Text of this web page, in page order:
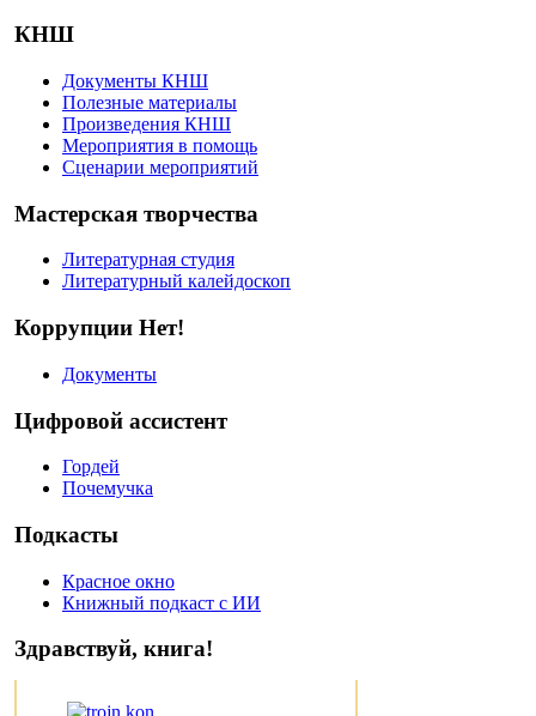
КНШ
Документы КНШ
Полезные материалы
Произведения КНШ
Мероприятия в помощь
Сценарии мероприятий
Мастерская творчества
Литературная студия
Литературный калейдоскоп
Коррупции Нет!
Документы
Цифровой ассистент
Гордей
Почемучка
Подкасты
Красное окно
Книжный подкаст с ИИ
Здравствуй, книга!